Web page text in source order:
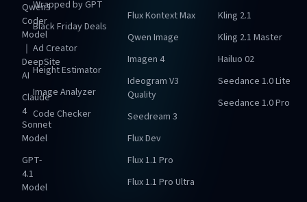
Qwen3
Coder
Model
｜
DeepSite
AI
Claude
4
Sonnet
Model
GPT-
4.1
Model
Wrapped by GPT
Black Friday Deals
Ad Creator
Height Estimator
Image Analyzer
Code Checker
Flux Kontext Max
Qwen Image
Imagen 4
Ideogram V3
Quality
Seedream 3
Flux Dev
Flux 1.1 Pro
Flux 1.1 Pro Ultra
Kling 2.1
Kling 2.1 Master
Hailuo 02
Seedance 1.0 Lite
Seedance 1.0 Pro